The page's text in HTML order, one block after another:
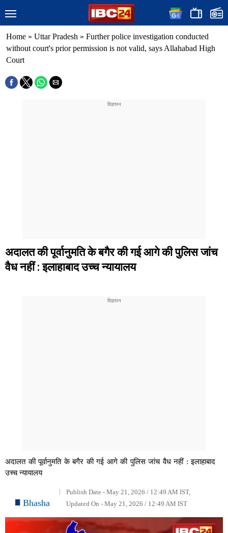
Home » Uttar Pradesh » Further police investigation conducted
without court's prior permission is not valid, says Allahabad High
Court
अदालत की पूर्वानुमति के बगैर की गई आगे की पुलिस जांच
वैध नहीं : इलाहाबाद उच्च न्यायालय
अदालत की पूर्वानुमति के बगैर की गई आगे की पुलिस जांच वैध नहीं : इलाहाबाद
उच्च न्यायालय
Bhasha
Publish Date - May 21, 2026 / 12:49 AM IST,
Updated On - May 21, 2026 / 12:49 AM IST